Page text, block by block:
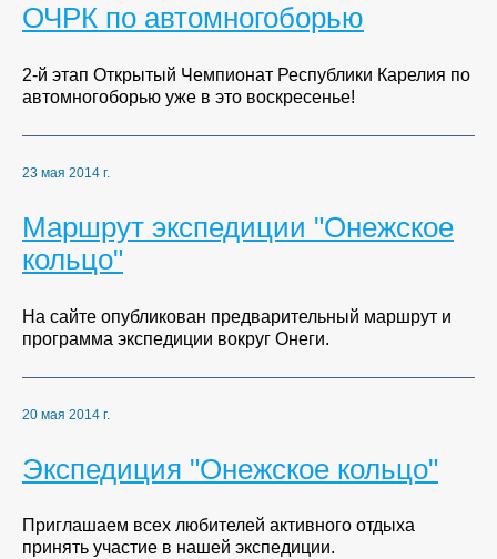
ОЧРК по автомногоборью
2-й этап Открытый Чемпионат Республики Карелия по
автомногоборью уже в это воскресенье!
23 мая 2014 г.
Маршрут экспедиции "Онежское
кольцо"
На сайте опубликован предварительный маршрут и
программа экспедиции вокруг Онеги.
20 мая 2014 г.
Экспедиция "Онежское кольцо"
Приглашаем всех любителей активного отдыха
принять участие в нашей экспедиции.